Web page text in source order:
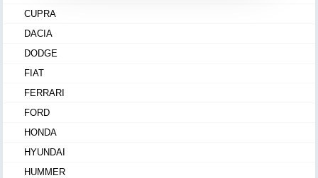
CUPRA
DACIA
DODGE
FIAT
FERRARI
FORD
HONDA
HYUNDAI
HUMMER